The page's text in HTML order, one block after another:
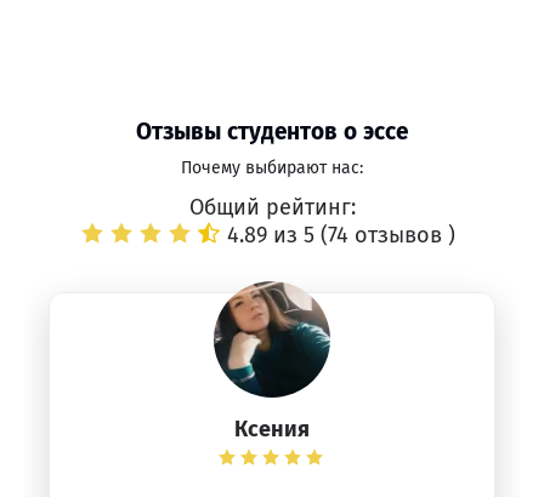
Отзывы студентов о эссе
Почему выбирают нас:
Общий рейтинг:
4.89 из 5 (74 отзывов )
Ксения